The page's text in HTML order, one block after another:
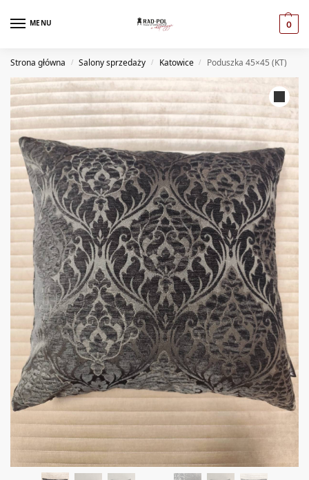
MENU 0
Strona główna / Salony sprzedaży / Katowice / Poduszka 45×45 (KT)